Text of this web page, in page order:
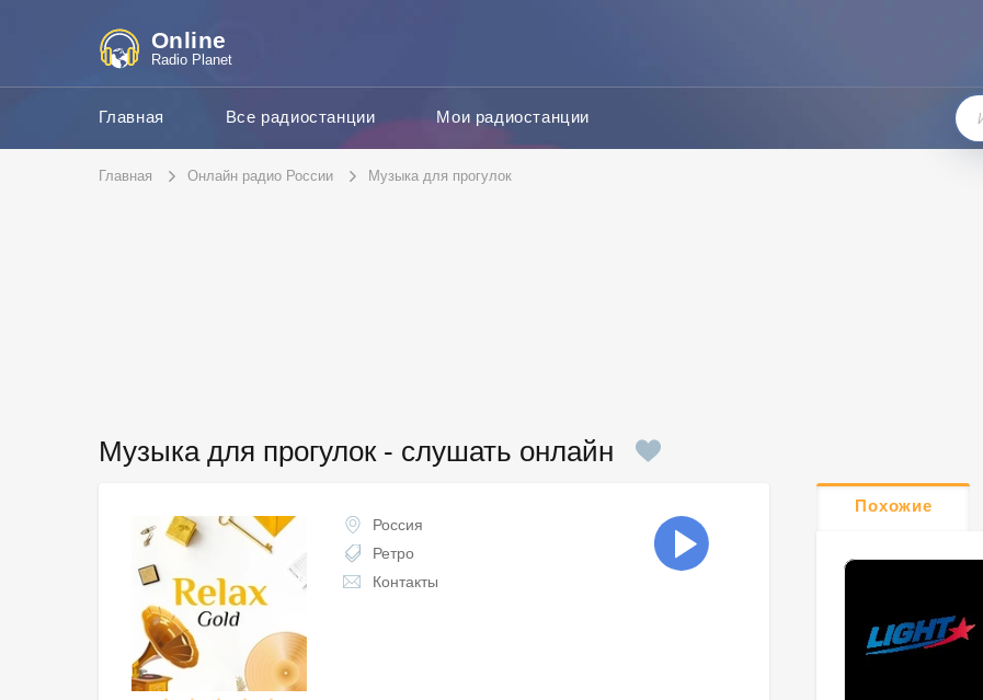
Online
Radio Planet
Главная Все радиостанции Мои радиостанции
Главная Онлайн радио России Музыка для прогулок
Музыка для прогулок - слушать онлайн
Россия
Ретро
Контакты
Похожие